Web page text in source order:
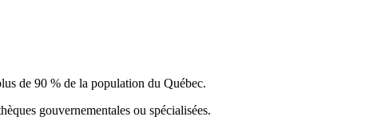
de 90 % de la population du Québec.
gouvernementales ou spécialisées.